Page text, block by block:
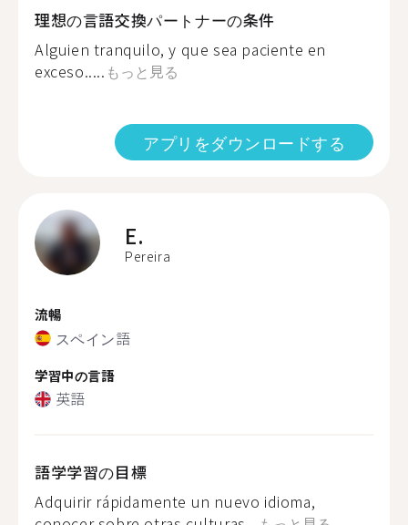
理想の言語交換パートナーの条件
Alguien tranquilo, y que sea paciente en
exceso..... もっと見る
アプリをダウンロードする
E.
Pereira
流暢
スペイン語
学習中の言語
英語
語学学習の目標
Adquirir rápidamente un nuevo idioma,